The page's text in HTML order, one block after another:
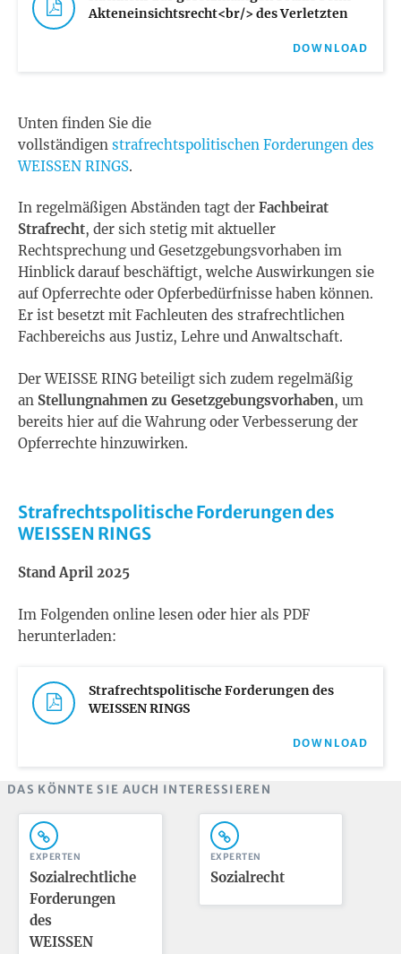
Akteneinsichtsrecht<br/> des Verletzten
DOWNLOAD
Unten finden Sie die
vollständigen strafrechtspolitischen Forderungen des
WEISSEN RINGS.
In regelmäßigen Abständen tagt der Fachbeirat
Strafrecht, der sich stetig mit aktueller
Rechtsprechung und Gesetzgebungsvorhaben im
Hinblick darauf beschäftigt, welche Auswirkungen sie
auf Opferrechte oder Opferbedürfnisse haben können.
Er ist besetzt mit Fachleuten des strafrechtlichen
Fachbereichs aus Justiz, Lehre und Anwaltschaft.
Der WEISSE RING beteiligt sich zudem regelmäßig
an Stellungnahmen zu Gesetzgebungsvorhaben, um
bereits hier auf die Wahrung oder Verbesserung der
Opferrechte hinzuwirken.
Strafrechtspolitische Forderungen des
WEISSEN RINGS
Stand April 2025
Im Folgenden online lesen oder hier als PDF
herunterladen:
Strafrechtspolitische Forderungen des
WEISSEN RINGS
DOWNLOAD
DAS KÖNNTE SIE AUCH INTERESSIEREN
EXPERTEN
Sozialrechtliche
Forderungen
des
WEISSEN
EXPERTEN
Sozialrecht